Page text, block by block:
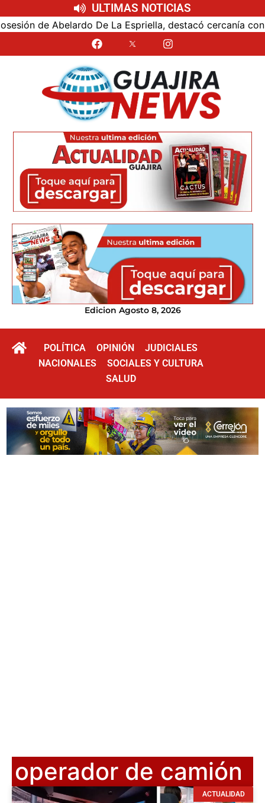
ULTIMAS NOTICIAS
de Abelardo De La Espriella, destacó cercanía con el
Edicion Agosto 8, 2026
POLÍTICA OPINIÓN
JUDICIALES
NACIONALES
SOCIALES Y CULTURA
SALUD
operador de camión
ACTUALIDAD